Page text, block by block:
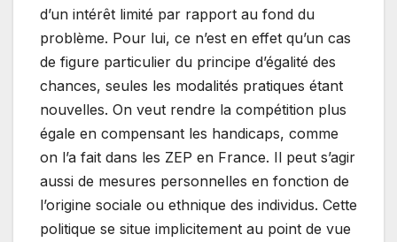
d’un intérêt limité par rapport au fond du
problème. Pour lui, ce n’est en effet qu’un cas
de figure particulier du principe d’égalité des
chances, seules les modalités pratiques étant
nouvelles. On veut rendre la compétition plus
égale en compensant les handicaps, comme
on l’a fait dans les ZEP en France. Il peut s’agir
aussi de mesures personnelles en fonction de
l’origine sociale ou ethnique des individus. Cette
politique se situe implicitement au point de vue